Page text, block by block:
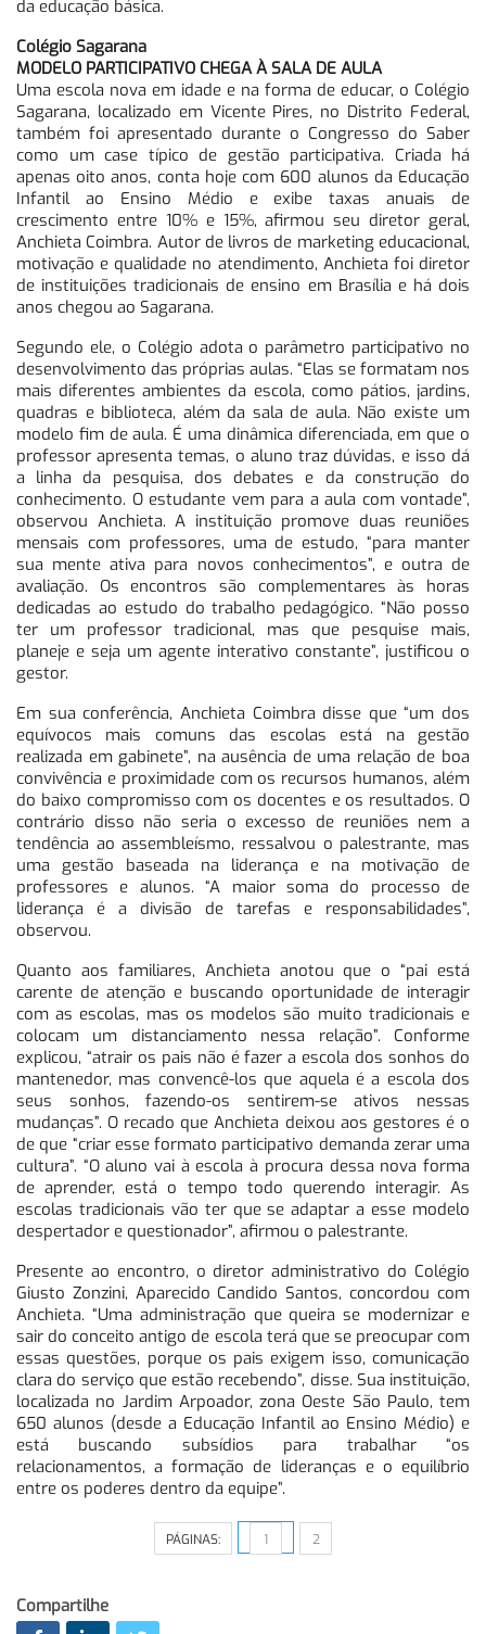
da educação básica.
Colégio Sagarana
MODELO PARTICIPATIVO CHEGA À SALA DE AULA
Uma escola nova em idade e na forma de educar, o Colégio
Sagarana, localizado em Vicente Pires, no Distrito Federal,
também foi apresentado durante o Congresso do Saber
como um case típico de gestão participativa. Criada há
apenas oito anos, conta hoje com 600 alunos da Educação
Infantil ao Ensino Médio e exibe taxas anuais de
crescimento entre 10% e 15%, afirmou seu diretor geral,
Anchieta Coimbra. Autor de livros de marketing educacional,
motivação e qualidade no atendimento, Anchieta foi diretor
de instituições tradicionais de ensino em Brasília e há dois
anos chegou ao Sagarana.
Segundo ele, o Colégio adota o parâmetro participativo no
desenvolvimento das próprias aulas. “Elas se formatam nos
mais diferentes ambientes da escola, como pátios, jardins,
quadras e biblioteca, além da sala de aula. Não existe um
modelo fim de aula. É uma dinâmica diferenciada, em que o
professor apresenta temas, o aluno traz dúvidas, e isso dá
a linha da pesquisa, dos debates e da construção do
conhecimento. O estudante vem para a aula com vontade”,
observou Anchieta. A instituição promove duas reuniões
mensais com professores, uma de estudo, “para manter
sua mente ativa para novos conhecimentos”, e outra de
avaliação. Os encontros são complementares às horas
dedicadas ao estudo do trabalho pedagógico. “Não posso
ter um professor tradicional, mas que pesquise mais,
planeje e seja um agente interativo constante”, justificou o
gestor.
Em sua conferência, Anchieta Coimbra disse que “um dos
equívocos mais comuns das escolas está na gestão
realizada em gabinete”, na ausência de uma relação de boa
convivência e proximidade com os recursos humanos, além
do baixo compromisso com os docentes e os resultados. O
contrário disso não seria o excesso de reuniões nem a
tendência ao assembleísmo, ressalvou o palestrante, mas
uma gestão baseada na liderança e na motivação de
professores e alunos. “A maior soma do processo de
liderança é a divisão de tarefas e responsabilidades”,
observou.
Quanto aos familiares, Anchieta anotou que o “pai está
carente de atenção e buscando oportunidade de interagir
com as escolas, mas os modelos são muito tradicionais e
colocam um distanciamento nessa relação”. Conforme
explicou, “atrair os pais não é fazer a escola dos sonhos do
mantenedor, mas convencê-los que aquela é a escola dos
seus sonhos, fazendo-os sentirem-se ativos nessas
mudanças”. O recado que Anchieta deixou aos gestores é o
de que “criar esse formato participativo demanda zerar uma
cultura”. “O aluno vai à escola à procura dessa nova forma
de aprender, está o tempo todo querendo interagir. As
escolas tradicionais vão ter que se adaptar a esse modelo
despertador e questionador”, afirmou o palestrante.
Presente ao encontro, o diretor administrativo do Colégio
Giusto Zonzini, Aparecido Candido Santos, concordou com
Anchieta. “Uma administração que queira se modernizar e
sair do conceito antigo de escola terá que se preocupar com
essas questões, porque os pais exigem isso, comunicação
clara do serviço que estão recebendo”, disse. Sua instituição,
localizada no Jardim Arpoador, zona Oeste São Paulo, tem
650 alunos (desde a Educação Infantil ao Ensino Médio) e
está buscando subsídios para trabalhar “os
relacionamentos, a formação de lideranças e o equilíbrio
entre os poderes dentro da equipe”.
PÁGINAS: 1 2
Compartilhe